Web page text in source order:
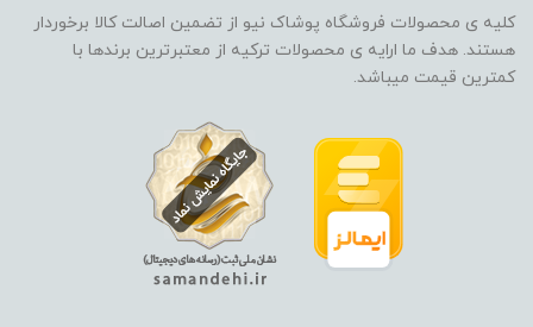
کلیه ی محصولات فروشگاه پوشاک نیو از تضمین اصالت کالا برخوردار
هستند. هدف ما ارایه ی محصولات ترکیه از معتبرترین برندها با
کمترین قیمت میباشد.